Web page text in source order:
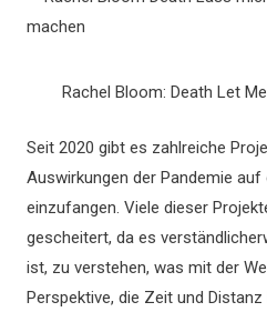
Rachel Bloom: Death Let
Seit 2020 gibt es zahlreiche
Auswirkungen der Pandemie
einzufangen. Viele dieser
gescheitert, da es
ist, zu verstehen, was mit der
Perspektive, die Zeit und